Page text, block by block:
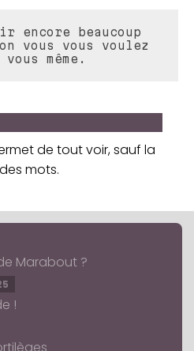
encore beaucoup
vous vous voulez
même.
de tout voir, sauf la
mots.
Marabout ?
!